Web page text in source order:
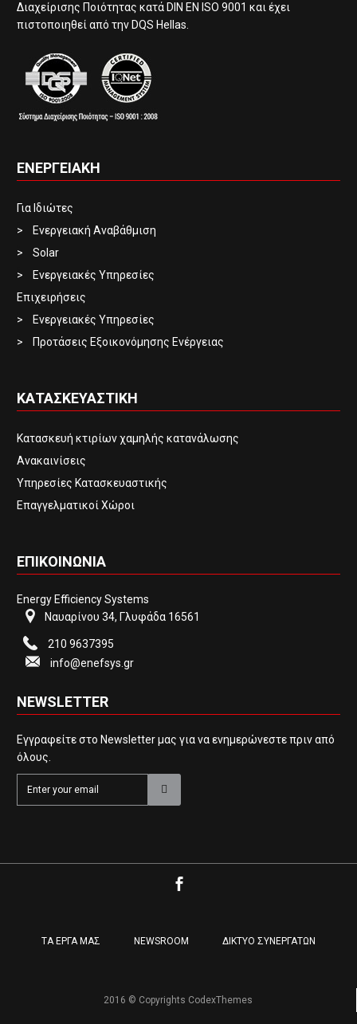
Διαχείρισης Ποιότητας κατά DIN EN ISO 9001 και έχει
πιστοποιηθεί από την DQS Hellas.
ΕΝΕΡΓΕΙΑΚΗ
Για Ιδιώτες
Ενεργειακή Αναβάθμιση
Solar
Ενεργειακές Υπηρεσίες
Επιχειρήσεις
Ενεργειακές Υπηρεσίες
Προτάσεις Εξοικονόμησης Ενέργειας
ΚΑΤΑΣΚΕΥΑΣΤΙΚΗ
Κατασκευή κτιρίων χαμηλής κατανάλωσης
Ανακαινίσεις
Υπηρεσίες Κατασκευαστικής
Επαγγελματικοί Χώροι
ΕΠΙΚΟΙΝΩΝΙΑ
Energy Efficiency Systems
Ναυαρίνου 34, Γλυφάδα 16561
210 9637395
info@enefsys.gr
NEWSLETTER
Εγγραφείτε στο Newsletter μας για να ενημερώνεστε πριν από
όλους.
ΤΑ ΕΡΓΑ ΜΑΣ NEWSROOM ΔΙΚΤΥΟ ΣΥΝΕΡΓΑΤΩΝ
2016 © Copyrights CodexThemes